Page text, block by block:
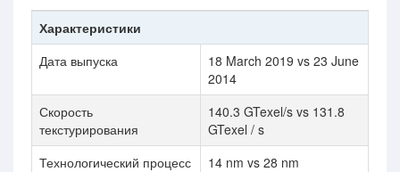
Характеристики
Дата выпуска
18 March 2019 vs 23 June
2014
Скорость
текстурирования
140.3 GTexel/s vs 131.8
GTexel / s
Технологический процесс
14 nm vs 28 nm